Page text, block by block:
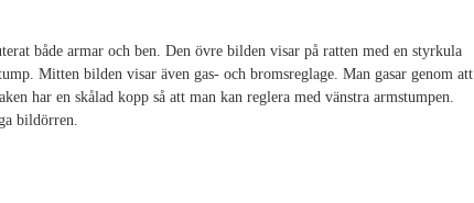
både armar och ben. Den övre bilden visar på ratten med en styrkula
Mitten bilden visar även gas- och bromsreglage. Man gasar genom att
har en skålad kopp så att man kan reglera med vänstra armstumpen.
bildörren.